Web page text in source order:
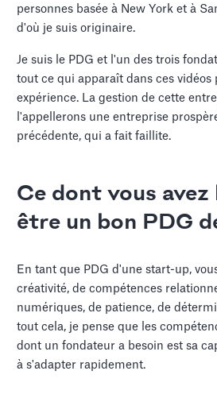
personnes basée à New York et à
d'où je suis originaire.
Je suis le PDG et l'un des trois
tout ce qui apparaît dans ces
expérience. La gestion de cette
l'appellerons une entreprise
précédente, qui a fait faillite.
Ce dont vous avez
être un bon PDG
En tant que PDG d'une start-up,
créativité, de compétences
numériques, de patience, de
tout cela, je pense que les
dont un fondateur a besoin est sa
à s'adapter rapidement.